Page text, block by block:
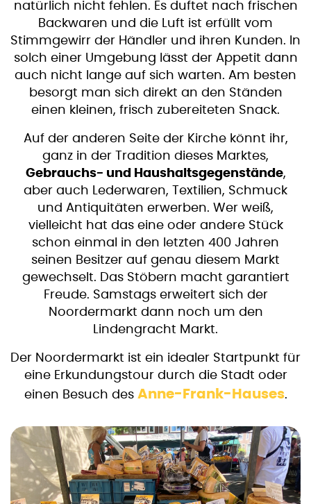
natürlich nicht fehlen. Es duftet nach frischen
Backwaren und die Luft ist erfüllt vom
Stimmgewirr der Händler und ihren Kunden. In
solch einer Umgebung lässt der Appetit dann
auch nicht lange auf sich warten. Am besten
besorgt man sich direkt an den Ständen
einen kleinen, frisch zubereiteten Snack.
Auf der anderen Seite der Kirche könnt ihr,
ganz in der Tradition dieses Marktes,
Gebrauchs- und Haushaltsgegenstände,
aber auch Lederwaren, Textilien, Schmuck
und Antiquitäten erwerben. Wer weiß,
vielleicht hat das eine oder andere Stück
schon einmal in den letzten 400 Jahren
seinen Besitzer auf genau diesem Markt
gewechselt. Das Stöbern macht garantiert
Freude. Samstags erweitert sich der
Noordermarkt dann noch um den
Lindengracht Markt.
Der Noordermarkt ist ein idealer Startpunkt für
eine Erkundungstour durch die Stadt oder
einen Besuch des Anne-Frank-Hauses.